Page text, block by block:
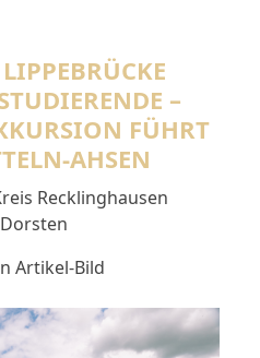
–
FÜHRT
AHSEN
Recklinghausen